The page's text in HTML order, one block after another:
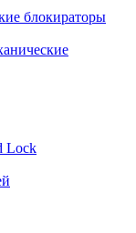
блокираторы
Lock